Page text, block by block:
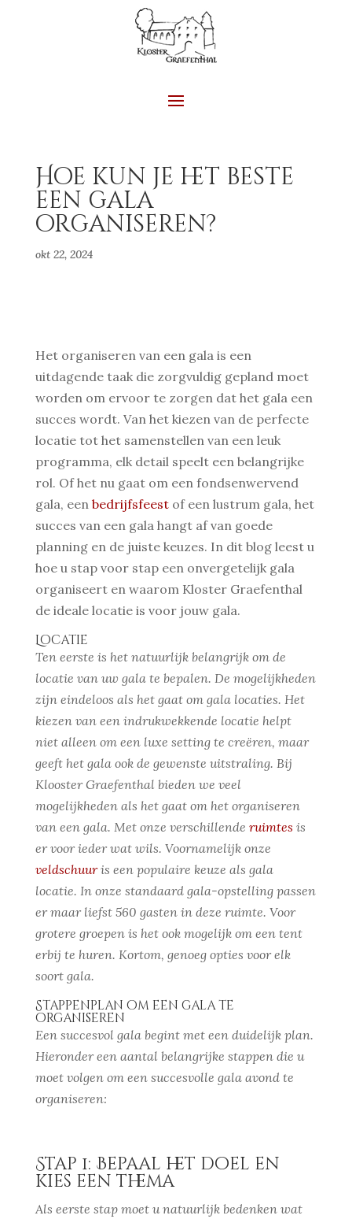
Hoe kun je het beste
een gala
organiseren?
okt 22, 2024
Het organiseren van een gala is een
uitdagende taak die zorgvuldig gepland moet
worden om ervoor te zorgen dat het gala een
succes wordt. Van het kiezen van de perfecte
locatie tot het samenstellen van een leuk
programma, elk detail speelt een belangrijke
rol. Of het nu gaat om een fondsenwervend
gala, een bedrijfsfeest of een lustrum gala, het
succes van een gala hangt af van goede
planning en de juiste keuzes. In dit blog leest u
hoe u stap voor stap een onvergetelijk gala
organiseert en waarom Kloster Graefenthal
de ideale locatie is voor jouw gala.
Locatie
Ten eerste is het natuurlijk belangrijk om de
locatie van uw gala te bepalen. De mogelijkheden
zijn eindeloos als het gaat om gala locaties. Het
kiezen van een indrukwekkende locatie helpt
niet alleen om een luxe setting te creëren, maar
geeft het gala ook de gewenste uitstraling. Bij
Klooster Graefenthal bieden we veel
mogelijkheden als het gaat om het organiseren
van een gala. Met onze verschillende ruimtes is
er voor ieder wat wils. Voornamelijk onze
veldschuuris een populaire keuze als gala
locatie. In onze standaard gala-opstelling passen
er maar liefst 560 gasten in deze ruimte. Voor
grotere groepen is het ook mogelijk om een tent
erbij te huren. Kortom, genoeg opties voor elk
soort gala.
Stappenplan om een gala te
organiseren
Een succesvol gala begint met een duidelijk plan.
Hieronder een aantal belangrijke stappen die u
moet volgen om een succesvolle gala avond te
organiseren:
Stap 1: Bepaal het doel en
kies een thema
Als eerste stap moet u natuurlijk bedenken wat